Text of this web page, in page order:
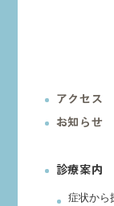
アクセス
お知らせ
診療案内
症状から